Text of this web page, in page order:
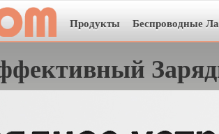
Продукты Беспроводные